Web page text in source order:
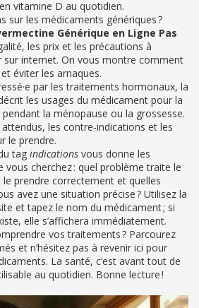
vitamine D au quotidien.
sur les médicaments génériques ?
Générique en Ligne Pas
les prix et les précautions à
sur internet. On vous montre comment
éviter les arnaques.
par les traitements hormonaux, la
les usages du médicament pour la
la ménopause ou la grossesse.
les contre‑indications et les
le prendre.
tagindications vous donne les
vous cherchez : quel problème traite le
prendre correctement et quelles
avez une situation précise ? Utilisez la
et tapez le nom du médicament ; si
elle s’affichera immédiatement.
vos traitements ? Parcourez
et n’hésitez pas à revenir ici pour
La santé, c’est avant tout de
au quotidien. Bonne lecture !